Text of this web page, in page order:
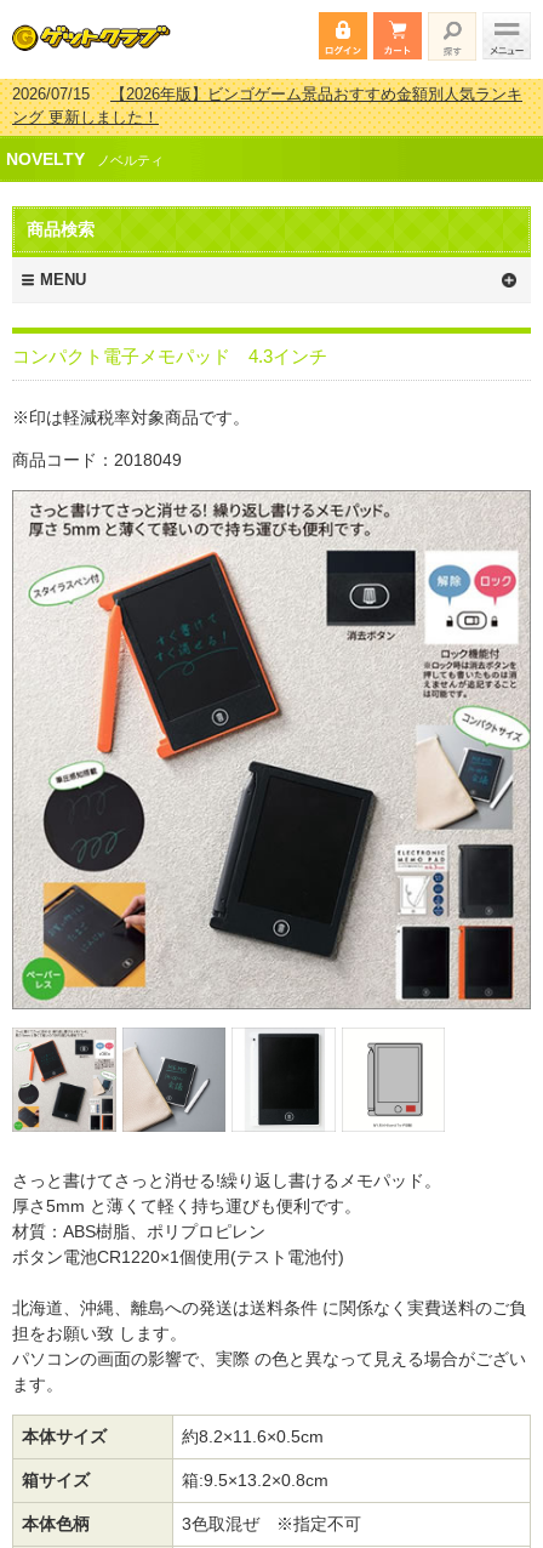
2026/07/15【2026年版】ビンゴゲーム景品おすすめ金額別人気ランキ
ング 更新しました！
2026/04/03【2026年版】ゴルフコンペ景品 3000円未満［2000円～
2999円編］もらってうれしい人気ラ…
2026/02/16【2026年版】結婚式の二次会で貰って嬉しい景品とは？ 更
新しました！
2026/02/03
2999円編］もらってうれしい人気ラ…
NOVELTY ノベルティ
商品検索
MENU
コンパクト電子メモパッド 4.3インチ
※印は軽減税率対象商品です。
商品コード：2018049
さっと書けてさっと消せる!繰り返し書けるメモパッド。
厚さ5mm と薄くて軽く持ち運びも便利です。
材質：ABS樹脂、ポリプロピレン
ボタン電池CR1220×1個使用(テスト電池付)
北海道、沖縄、離島への発送は送料条件 に関係なく実費送料のご負
担をお願い致 します。
パソコンの画面の影響で、実際 の色と異なって見える場合がござい
ます。
本体サイズ 約8.2×11.6×0.5cm
箱サイズ 箱:9.5×13.2×0.8cm
本体色柄 3色取混ぜ ※指定不可